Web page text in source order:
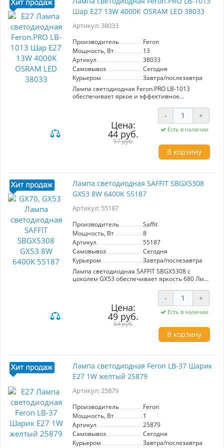
Шар E27 13W 4000K OSRAM LED 38033
Артикул: 38033
Производитель
Feron
Мощность, Вт
13
Артикул
38033
Самовывоз
Сегодня
Курьером
Завтра/послезавтра
Лампа светодиодная Feron.PRO LB-1013
обеспечивает яркое и эффективное
потоком 1130 Лм. Имеет белый цвет свечения
(4000K) и матовый рассеиватель, что
гарантирует равномерное распределение
света под углом 220°. Подходит для
стандартных патронов E27, работает от сети
220V. Компактные размеры (125x60 мм) делают
её универсальным решением для различных
энергопотребление — дополнительные
Цена:
44 руб.
57 руб.
- +
Есть в наличии
В корзину
Лампа светодиодная SAFFIT SBGX5308
GX53 8W 6400K 55187
Артикул: 55187
Производитель
Saffit
Мощность, Вт
8
Артикул
55187
Самовывоз
Сегодня
Курьером
Завтра/послезавтра
Лампа светодиодная SAFFIT SBGX5308 с
цоколем GX53 обеспечивает яркость 680 Лм
свет с цветовой температурой 6400K идеально
подходит для освещения рабочих зон и
помещений, требующих четкости и ясности.
Матовый рассеиватель обеспечивает
равномерное распределение света с углом
рассеивания 120°. Компактные размеры 26x74
мм позволяют легко интегрировать лампу в
решение для современных интерьеров от
Цена:
49 руб.
64 руб.
- +
Есть в наличии
В корзину
Лампа светодиодная Feron LB-37 Шарик
E27 1W желтый 25879
Артикул: 25879
Производитель
Feron
Мощность, Вт
1
Артикул
25879
Самовывоз
Сегодня
Курьером
Завтра/послезавтра